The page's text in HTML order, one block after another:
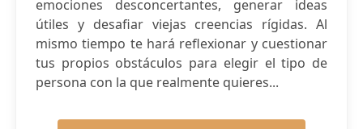
emociones desconcertantes, generar ideas
útiles y desafiar viejas creencias rígidas. Al
mismo tiempo te hará reflexionar y cuestionar
tus propios obstáculos para elegir el tipo de
persona con la que realmente quieres...